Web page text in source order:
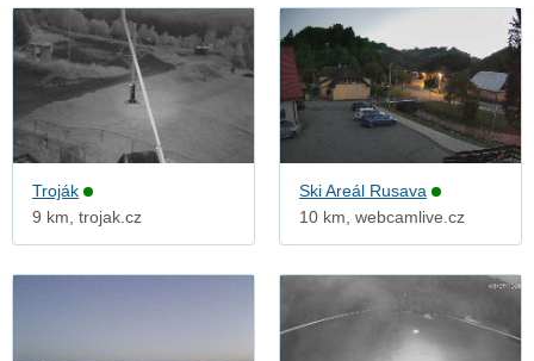
Troják
9 km, trojak.cz
Ski Areál Rusava
10 km, webcamlive.cz